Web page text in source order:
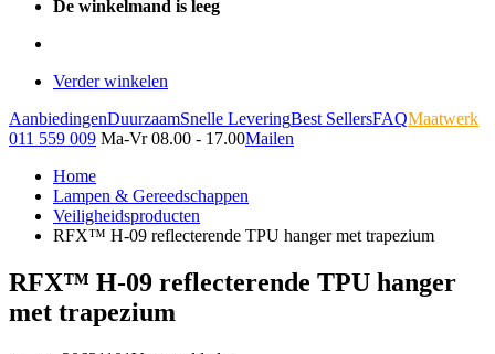
De winkelmand is leeg
Verder winkelen
AanbiedingenDuurzaamSnelle LeveringBest SellersFAQMaatwerk
011 559 009 Ma-Vr 08.00 - 17.00Mailen
Home
Lampen & Gereedschappen
Veiligheidsproducten
RFX™ H-09 reflecterende TPU hanger met trapezium
RFX™ H-09 reflecterende TPU hanger
met trapezium